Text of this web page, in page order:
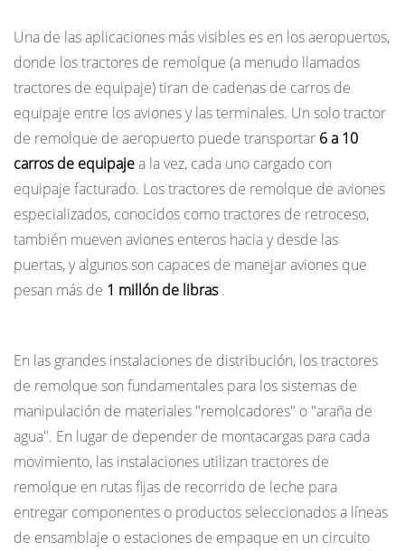
rutina
10
Cómo
seleccionar
tractor
remolque
adecuado
su
operación
Una de las aplicaciones más visibles es en los aeropuertos,
donde los tractores de remolque (a menudo llamados
tractores de equipaje) tiran de cadenas de carros de
equipaje entre los aviones y las terminales. Un solo tractor
de remolque de aeropuerto puede transportar 6 a 10
carros de equipajea la vez, cada uno cargado con
equipaje facturado. Los tractores de remolque de aviones
especializados, conocidos como tractores de retroceso,
también mueven aviones enteros hacia y desde las
puertas, y algunos son capaces de manejar aviones que
pesan más de 1 millón de libras.
En las grandes instalaciones de distribución, los tractores
de remolque son fundamentales para los sistemas de
manipulación de materiales "remolcadores" o "araña de
agua". En lugar de depender de montacargas para cada
movimiento, las instalaciones utilizan tractores de
remolque en rutas fijas de recorrido de leche para
entregar componentes o productos seleccionados a líneas
de ensamblaje o estaciones de empaque en un circuito